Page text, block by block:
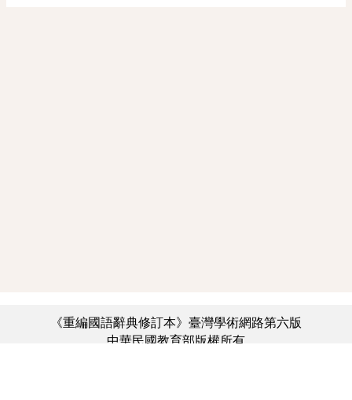
《重編國語辭典修訂本》臺灣學術網路第六版
中華民國教育部版權所有